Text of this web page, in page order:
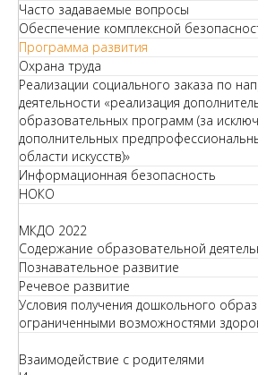
Часто задаваемые вопросы
Обеспечение комплексной
Программа развития
Охрана труда
Реализации социального заказа по
деятельности «реализация
образовательных программ (за
дополнительных
области искусств)»
Информационная безопасность
НОКО
МКДО 2022
Содержание образовательной
Познавательное развитие
Речевое развитие
Условия получения дошкольного
ограниченными возможностями
Взаимодействие с родителями